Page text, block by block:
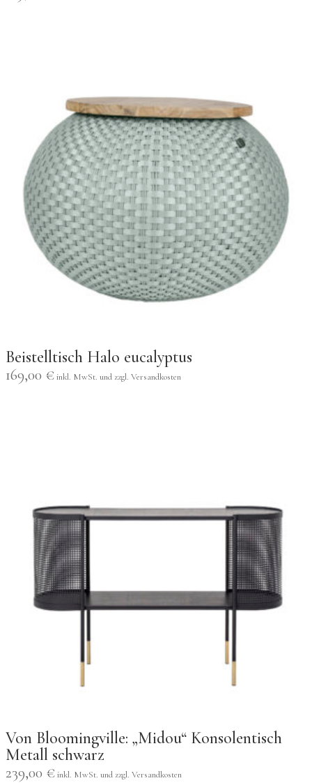
Beistelltisch Halo eucalyptus
169,00 €
Von Bloomingville: „Midou“ Konsolentisch
Metall schwarz
239,00 €